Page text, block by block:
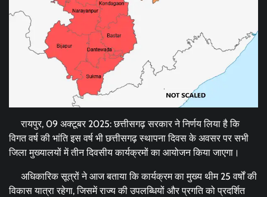
रायपुर, 09 अक्टूबर 2025: छत्तीसगढ़ सरकार ने निर्णय लिया है कि
विगत वर्ष की भांति इस वर्ष भी छत्तीसगढ़ स्थापना दिवस के अवसर पर सभी
जिला मुख्यालयों में तीन दिवसीय कार्यक्रमों का आयोजन किया जाएगा।
अधिकारिक सूत्रों ने आज बताया कि कार्यक्रम का मुख्य थीम 25 वर्षों की
विकास यात्रा रहेगा, जिसमें राज्य की उपलब्धियों और प्रगति को प्रदर्शित